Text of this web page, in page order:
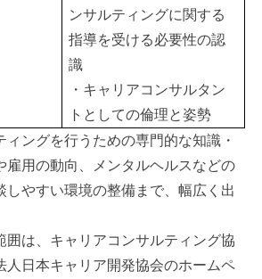
ンサルティングに関する
指導を受ける必要性の認
識
・キャリアコンサルタン
トとしての倫理と姿勢
ィングを行うための専門的な知識・
雇用の動向、メンタルヘルスなどの
しやすい環境の整備まで、幅広く出
囲は、キャリアコンサルティング協
人日本キャリア開発協会のホームペ